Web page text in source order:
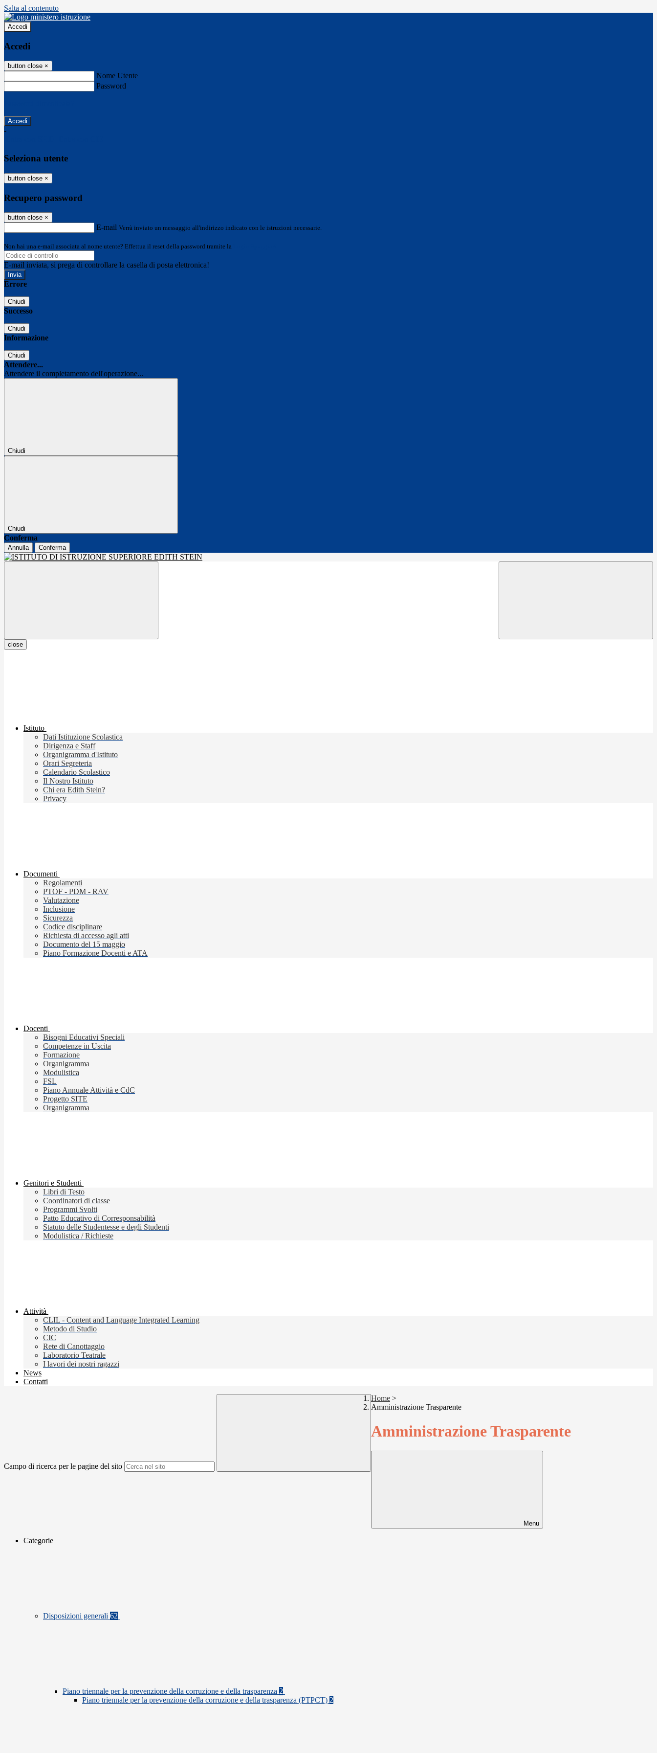
Salta al contenuto
Accedi
Accedi
button close ×
Nome Utente
Password
-
Seleziona utente
button close ×
Recupero password
button close ×
E-mail Verrà inviato un messaggio all'indirizzo indicato con le istruzioni necessarie.
Non hai una e-mail associata al nome utente? Effettua il reset della password tramite la
E-mail inviata, si prega di controllare la casella di posta elettronica!
Errore
Chiudi
Successo
Chiudi
Informazione
Chiudi
Attendere...
Attendere il completamento dell'operazione...
Chiudi
Chiudi
Conferma
Annulla Conferma
close
Istituto
Dati Istituzione Scolastica
Dirigenza e Staff
Organigramma d'Istituto
Orari Segreteria
Calendario Scolastico
Il Nostro Istituto
Chi era Edith Stein?
Privacy
Documenti
Regolamenti
PTOF - PDM - RAV
Valutazione
Inclusione
Sicurezza
Codice disciplinare
Richiesta di accesso agli atti
Documento del 15 maggio
Piano Formazione Docenti e ATA
Docenti
Bisogni Educativi Speciali
Competenze in Uscita
Formazione
Organigramma
Modulistica
FSL
Piano Annuale Attività e CdC
Progetto SITE
Organigramma
Genitori e Studenti
Libri di Testo
Coordinatori di classe
Programmi Svolti
Patto Educativo di Corresponsabilità
Statuto delle Studentesse e degli Studenti
Modulistica / Richieste
Attività
CLIL - Content and Language Integrated Learning
Metodo di Studio
CIC
Rete di Canottaggio
Laboratorio Teatrale
I lavori dei nostri ragazzi
News
Contatti
Campo di ricerca per le pagine del sito
Home >
Amministrazione Trasparente
Amministrazione Trasparente
Menu
Categorie
Disposizioni generali 62
Piano triennale per la prevenzione della corruzione e della trasparenza 2
Piano triennale per la prevenzione della corruzione e della trasparenza (PTPCT) 2